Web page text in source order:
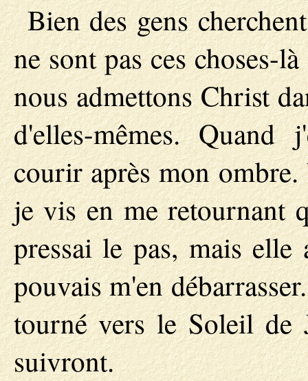
Bien des gens
ne sont pas ces choses-
nous admettons Christ
d'elles-mêmes. Quand
courir après mon
je vis en me retournant
pressai le pas, mais
pouvais m'en
tourné vers le Soleil de
suivront.